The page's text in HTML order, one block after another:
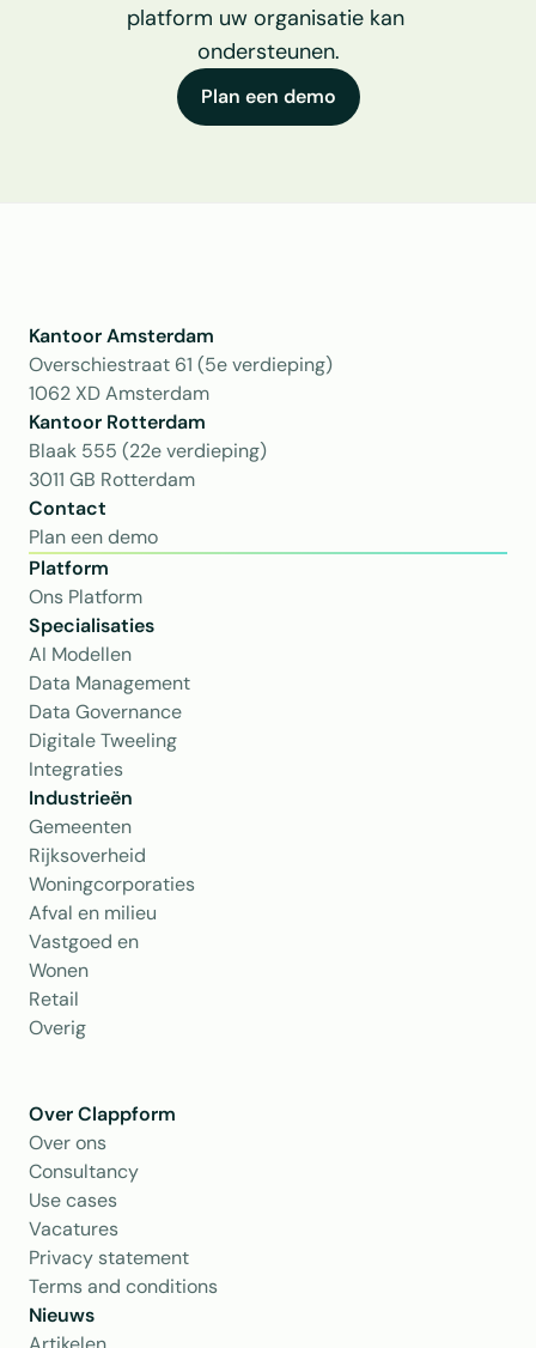
platform uw organisatie kan
ondersteunen.
Plan een demo
Kantoor Amsterdam
Overschiestraat 61 (5e verdieping)
1062 XD Amsterdam
Kantoor Rotterdam
Blaak 555 (22e verdieping)
3011 GB Rotterdam
Contact
Plan een demo
Platform
Ons Platform
Specialisaties
AI Modellen
Data Management
Data Governance
Digitale Tweeling
Integraties
Industrieën
Gemeenten
Rijksoverheid
Woningcorporaties
Afval en milieu
Vastgoed en
Wonen
Retail
Overig
Over Clappform
Over ons
Consultancy
Use cases
Vacatures
Privacy statement
Terms and conditions
Nieuws